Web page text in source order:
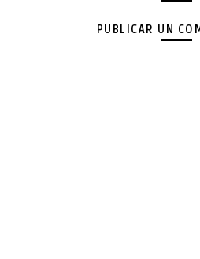
PUBLICAR UN